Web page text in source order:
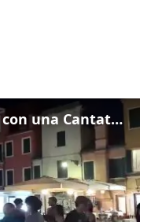
Venezia omaggia Guccini con una Cantata Anarchica in campo Santa Margherita